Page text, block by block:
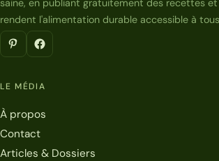
rendent l'alimentation durable accessible à
LE MÉDIA
À propos
Contact
Articles & Dossiers